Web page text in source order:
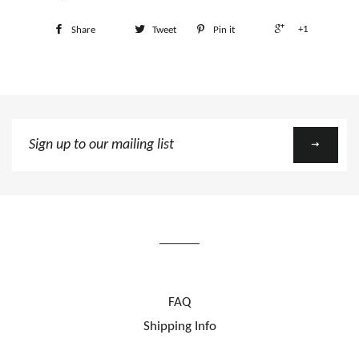
Share Tweet Pin it +1
up
FAQ
Shipping Info